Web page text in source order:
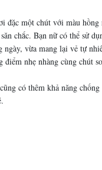
đặc một chút với màu
chắc. Bạn nữ có thể sử
vừa mang lại vẻ tự
nhẹ nhàng cùng chút
có thêm khả năng